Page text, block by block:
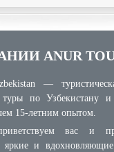
ANUR
—
туры по Узбекистану и
15-летним опытом.
вас и
яркие и